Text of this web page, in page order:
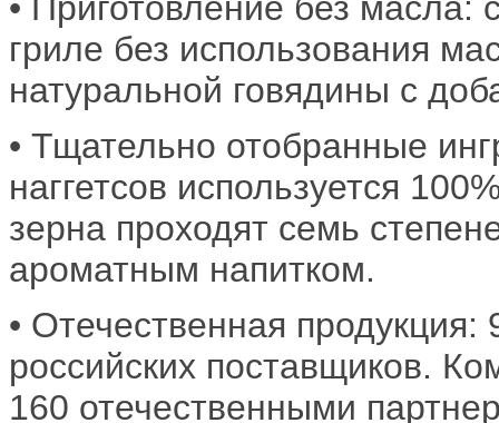
гриле без использования
натуральной говядины с
• Тщательно отобранные
наггетсов используется
зерна проходят семь
ароматным напитком.​
• Отечественная продукция:
российских поставщиков.
160 отечественными